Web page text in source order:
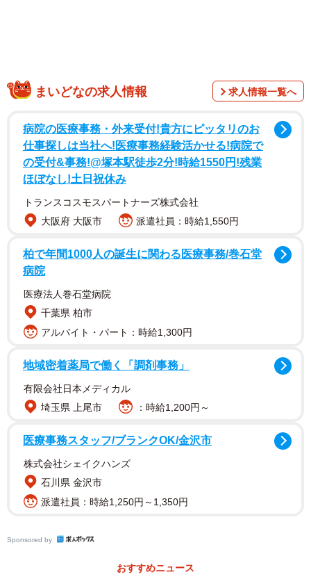
について調査・分析を実施したところ、ロシア進出の日本
ことがわかったそうです。
ロシアに進出している日本企業は、2022年2月時点で347社
で、2016年（314社）から5年間で1割増加していました。
進出先としては、ロシア首都のモスクワのほか、サンクト
ペテルブルク、ニジニノヴゴロド、サマラなど、多くがロ
シア西部に集中しているといいます。一方、天然ガスなど
資源開発の進むサハリン、日本から地理的に近いウラジオ
ストクへの進出も目立っているそうです。
点」が7割超を占めた一方で、「工場・製造拠点」も1割超
まいどなの求人情報 求人情報一覧へ
病院の医療事務・外来受付!貴方にピッタリのお
仕事探しは当社へ!医療事務経験活かせる!病院で
の受付&事務!@塚本駅徒歩2分!時給1550円!残業
ほぼなし!土日祝休み
トランスコスモスパートナーズ株式会社
大阪府 大阪市
派遣社員：時給1,550円
柏で年間1000⼈の誕⽣に関わる医療事務/巻⽯堂
病院
医療法人巻石堂病院
千葉県 柏市
アルバイト・パート：時給1,300円
地域密着薬局で働く「調剤事務」
有限会社日本メディカル
埼玉県 上尾市
：時給1,200円～
医療事務スタッフ/ブランクOK/金沢市
株式会社シェイクハンズ
石川県 金沢市
派遣社員：時給1,250円～1,350円
Sponsored by
おすすめニュース